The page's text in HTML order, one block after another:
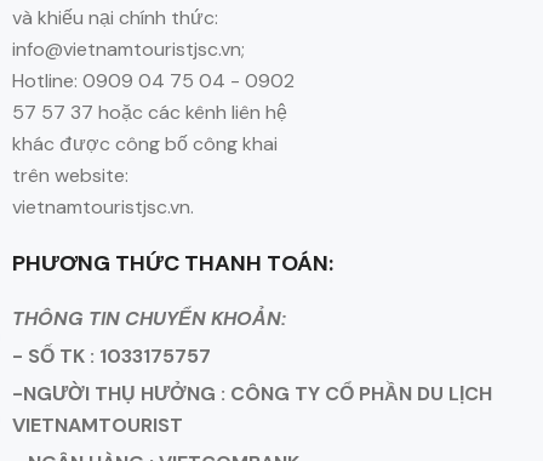
và khiếu nại chính thức:
info@vietnamtouristjsc.vn;
Hotline: 0909 04 75 04 - 0902
57 57 37 hoặc các kênh liên hệ
khác được công bố công khai
trên website:
vietnamtouristjsc.vn.
PHƯƠNG THỨC THANH TOÁN:
THÔNG TIN CHUYỂN KHOẢN:
- SỐ TK : 1033175757
-NGƯỜI THỤ HƯỞNG : CÔNG TY CỔ PHẦN DU LỊCH
VIETNAMTOURIST